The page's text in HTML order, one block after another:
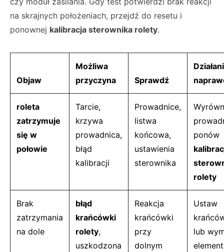
na skrajnych położeniach, przejdź do resetu i
ponownej kalibracja sterownika rolety.
Objaw
Możliwa
przyczyna
Sprawdź
roleta
zatrzymuje
się w
połowie
Tarcie,
krzywa
prowadnica,
błąd
kalibracji
Prowadnice,
listwa
końcowa,
ustawienia
sterownika
ponów
rolety
Brak
zatrzymania
na dole
błąd
krańcówki
rolety,
uszkodzona
Reakcja
krańcówki
przy
dolnym
Ustaw
lub
element